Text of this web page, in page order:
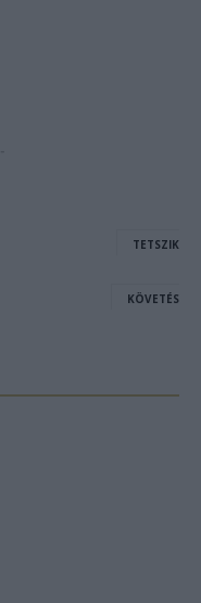
TETSZIK
KÖVETÉS